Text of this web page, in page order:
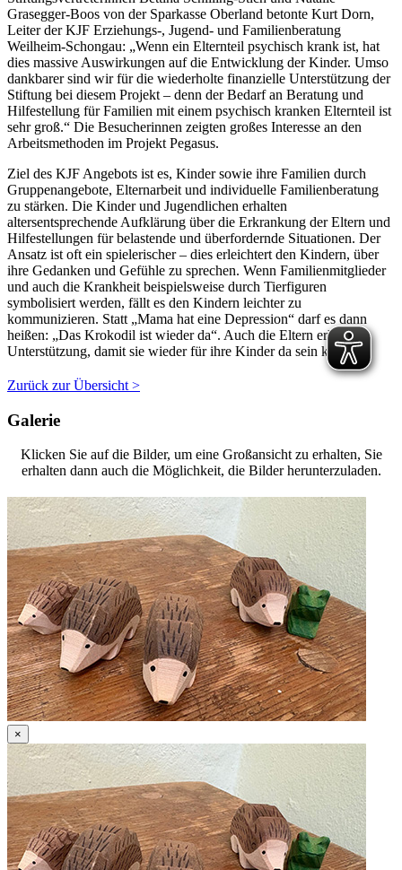
Grasegger-Boos von der Sparkasse Oberland betonte Kurt Dorn,
Leiter der KJF Erziehungs-, Jugend- und Familienberatung
Weilheim-Schongau: „Wenn ein Elternteil psychisch krank ist, hat
dies massive Auswirkungen auf die Entwicklung der Kinder. Umso
dankbarer sind wir für die wiederholte finanzielle Unterstützung der
Stiftung bei diesem Projekt – denn der Bedarf an Beratung und
Hilfestellung für Familien mit einem psychisch kranken Elternteil ist
sehr groß.“ Die Besucherinnen zeigten großes Interesse an den
Arbeitsmethoden im Projekt Pegasus.
Ziel des KJF Angebots ist es, Kinder sowie ihre Familien durch
Gruppenangebote, Elternarbeit und individuelle Familienberatung
zu stärken. Die Kinder und Jugendlichen erhalten
altersentsprechende Aufklärung über die Erkrankung der Eltern und
Hilfestellungen für belastende und überfordernde Situationen. Der
Ansatz ist oft ein spielerischer – dies erleichtert den Kindern, über
ihre Gedanken und Gefühle zu sprechen. Wenn Familienmitglieder
und auch die Krankheit beispielsweise durch Tierfiguren
symbolisiert werden, fällt es den Kindern leichter zu
kommunizieren. Statt „Mama hat eine Depression“ darf es dann
heißen: „Das Krokodil ist wieder da“. Auch die Eltern erhalten
Unterstützung, damit sie wieder für ihre Kinder da sein können.
Zurück zur Übersicht >
Galerie
Klicken Sie auf die Bilder, um eine Großansicht zu erhalten, Sie
erhalten dann auch die Möglichkeit, die Bilder herunterzuladen.
×